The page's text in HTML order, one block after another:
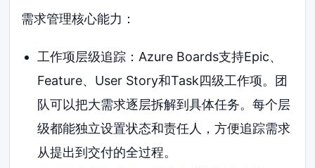
需求管理核心能力：
工作项层级追踪：Azure Boards支持Epic、
Feature、User Story和Task四级工作项。团
队可以把大需求逐层拆解到具体任务。每个层
级都能独立设置状态和责任人，方便追踪需求
从提出到交付的全过程。